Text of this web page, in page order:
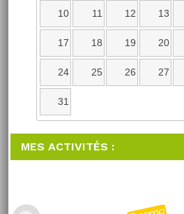
10 11 12 13
17 18 19 20
24 25 26 27
31
MES ACTIVITÉS :